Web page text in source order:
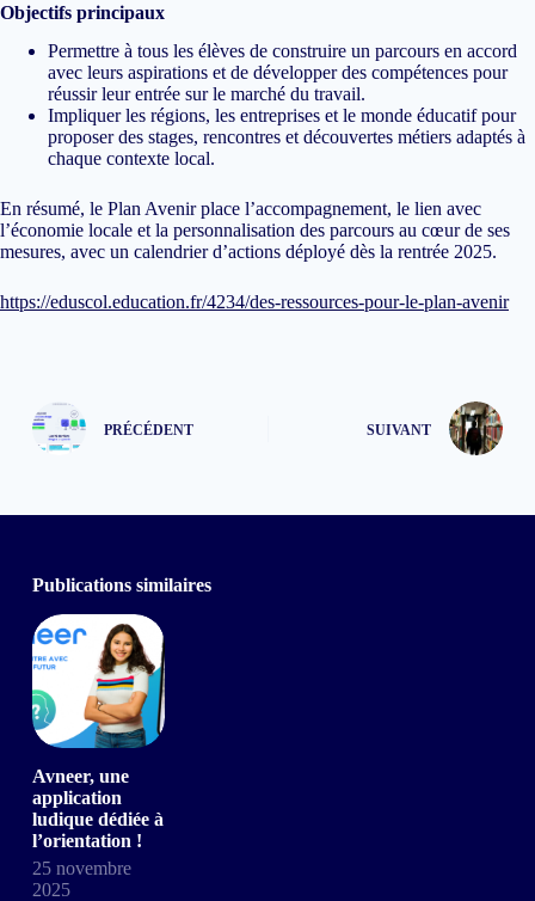
Objectifs principaux
Permettre à tous les élèves de construire un parcours en accord
avec leurs aspirations et de développer des compétences pour
réussir leur entrée sur le marché du travail.
Impliquer les régions, les entreprises et le monde éducatif pour
proposer des stages, rencontres et découvertes métiers adaptés à
chaque contexte local.
En résumé, le Plan Avenir place l’accompagnement, le lien avec
l’économie locale et la personnalisation des parcours au cœur de ses
mesures, avec un calendrier d’actions déployé dès la rentrée 2025.
https://eduscol.education.fr/4234/des-ressources-pour-le-plan-avenir
PRÉCÉDENT SUIVANT
Publications similaires
Avneer, une
application
ludique dédiée à
l’orientation !
25 novembre
2025